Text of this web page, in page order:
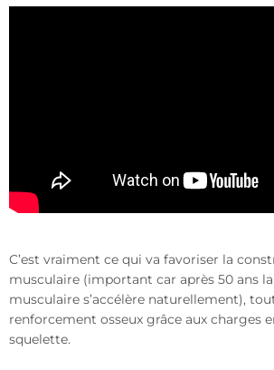
C’est vraiment ce qui va favoriser la
musculaire (important car après 50 ans
musculaire s’accélère naturellement),
renforcement osseux grâce aux charges
squelette.